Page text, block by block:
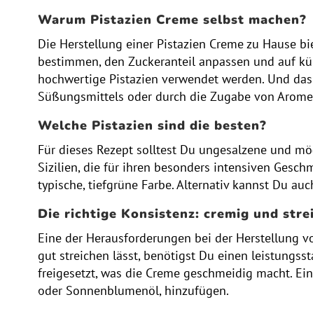
Warum Pistazien Creme selbst machen?
Die Herstellung einer Pistazien Creme zu Hause
bestimmen, den Zuckeranteil anpassen und auf
hochwertige Pistazien verwendet werden. Und
Süßungsmittels oder durch die Zugabe von
Welche Pistazien sind die besten?
Für dieses Rezept solltest Du ungesalzene und
Sizilien, die für ihren besonders intensiven
typische, tiefgrüne Farbe. Alternativ kannst Du
Die richtige Konsistenz: cremig und
Eine der Herausforderungen bei der Herstellung
gut streichen lässt, benötigst Du einen
freigesetzt, was die Creme geschmeidig macht.
oder Sonnenblumenöl, hinzufügen.